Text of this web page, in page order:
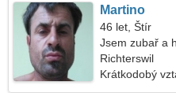
Martino
46 let, Štír
Jsem zubař a
Richterswil
Krátkodobý